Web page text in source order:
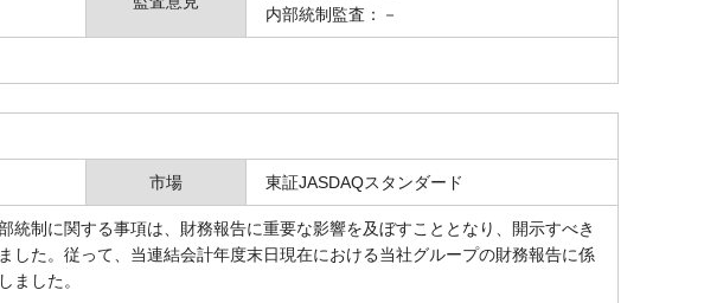
内部統制監査：－
市場 東証JASDAQスタンダード
制に関する事項は、財務報告に重要な影響を及ぼすこととなり、開示すべき
した。従って、当連結会計年度末日現在における当社グループの財務報告に係
ました。